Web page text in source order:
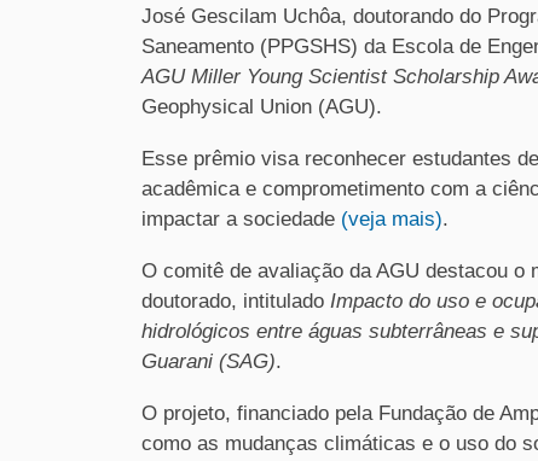
José Gescilam Uchôa, doutorando do
Saneamento (PPGSHS) da Escola de
AGU Miller Young Scientist Scholarship
Geophysical Union (AGU).
Esse prêmio visa reconhecer estudantes
acadêmica e comprometimento com a
impactar a sociedade (veja mais).
O comitê de avaliação da AGU destacou
doutorado, intitulado Impacto do uso e
hidrológicos entre águas subterrâneas e
Guarani (SAG).
O projeto, financiado pela Fundação de
como as mudanças climáticas e o uso do